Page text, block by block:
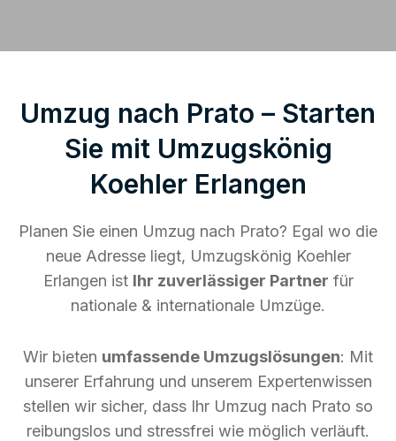
Umzug nach Prato – Starten
Sie mit Umzugskönig
Koehler Erlangen
Planen Sie einen Umzug nach Prato? Egal wo die
neue Adresse liegt, Umzugskönig Koehler
Erlangen ist Ihr zuverlässiger Partner für
nationale & internationale Umzüge.
Wir bieten umfassende Umzugslösungen: Mit
unserer Erfahrung und unserem Expertenwissen
stellen wir sicher, dass Ihr Umzug nach Prato so
reibungslos und stressfrei wie möglich verläuft.